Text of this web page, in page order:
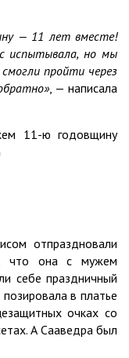
— 11 лет вместе!
испытывала, но мы
пройти через
, — написала
11-ю годовщину
отпраздновали
что она с мужем
себе праздничный
в платье
очках со
А Сааведра был